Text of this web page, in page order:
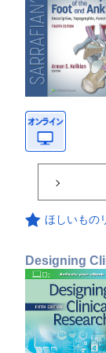
ほしいもの
Designing